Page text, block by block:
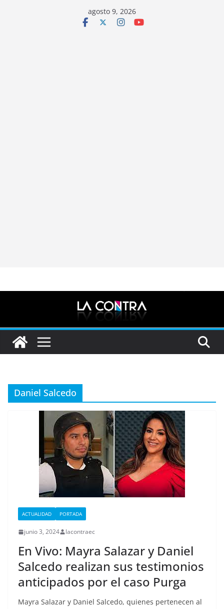
agosto 9, 2026
Daniel Salcedo
ACTUALIDAD PORTADA
junio 3, 2024 lacontraec
En Vivo: Mayra Salazar y Daniel
Salcedo realizan sus testimonios
anticipados por el caso Purga
Mayra Salazar y Daniel Salcedo, quienes pertenecen al